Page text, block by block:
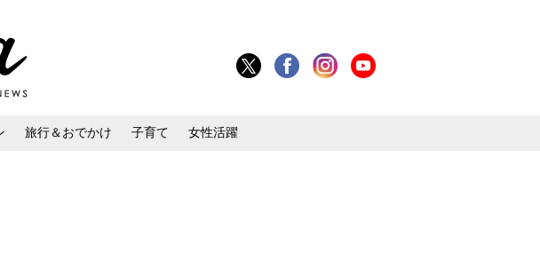
旅行＆おでかけ 子育て 女性活躍